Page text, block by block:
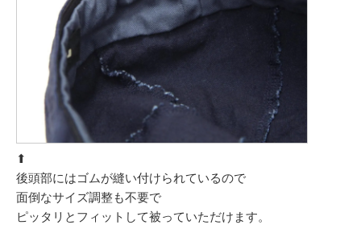
⬆︎
後頭部にはゴムが縫い付けられているので
面倒なサイズ調整も不要で
ピッタリとフィットして被っていただけます。